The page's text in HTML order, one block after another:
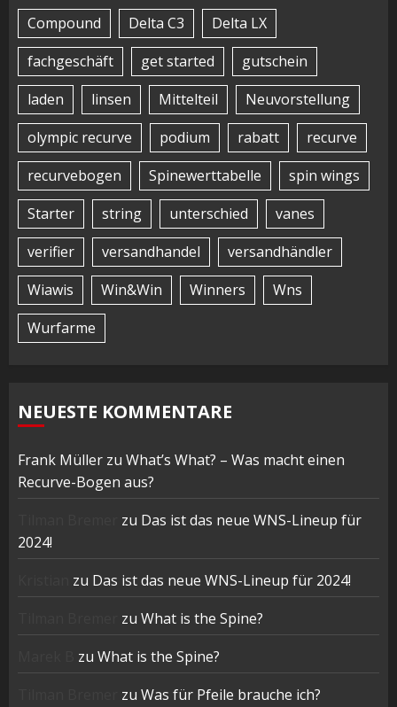
Compound Delta C3
Delta LX
fachgeschäft
get started
gutschein
laden
linsen Mittelteil
Neuvorstellung
olympic recurve
podium rabatt
recurve
recurvebogen
Spinewerttabelle
spin wings
Starter
string unterschied
vanes
verifier
versandhandel
versandhändler
Wiawis
Win&Win Winners
Wns
Wurfarme
NEUESTE KOMMENTARE
Frank Müller zu What’s What? – Was macht einen
Recurve-Bogen aus?
zu Das ist das neue WNS-Lineup für
2024!
zu Das ist das neue WNS-Lineup für 2024!
zu What is the Spine?
zu What is the Spine?
zu Was für Pfeile brauche ich?